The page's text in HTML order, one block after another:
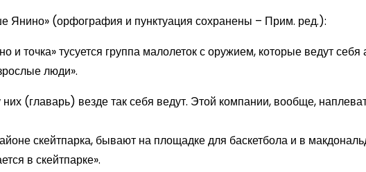
Янино» (орфография и пунктуация сохранены – Прим. ред.):
и точка» тусуется группа малолеток с оружием, которые ведут
люди».
(главарь) везде так себя ведут. Этой компании, вообще,
скейтпарка, бывают на площадке для баскетбола и в
в скейтпарке».